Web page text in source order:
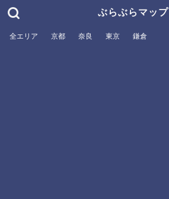
ぶらぶらマップ
全エリア 京都 奈良 東京 鎌倉